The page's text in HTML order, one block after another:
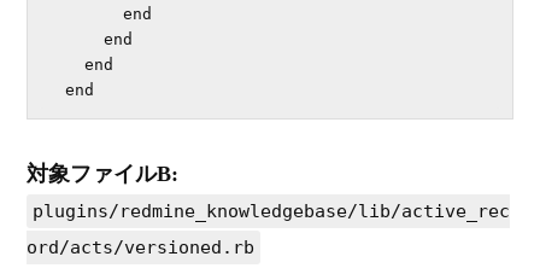
        end
      end
    end
  end
対象ファイルB:
plugins/redmine_knowledgebase/lib/active_rec
ord/acts/versioned.rb